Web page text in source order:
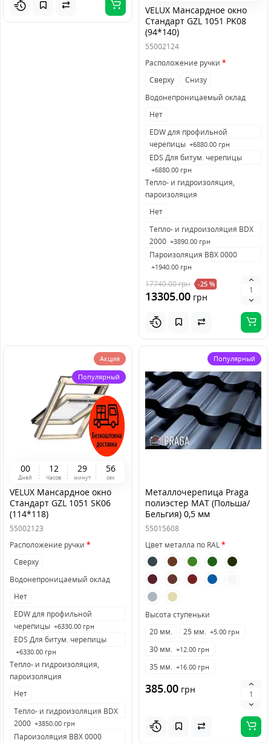
VELUX Мансардное окно
Стандарт GZL 1051 PK08
(94*140)
55002124
Расположение ручки
Сверху
Снизу
Водонепроницаемый оклад
Нет
EDW для профильной
черепицы +6880.00 грн
EDS Для битум. черепицы
+6880.00 грн
Тепло- и гидроизоляция,
пароизоляция
Нет
Тепло- и гидроизоляция BDX
2000 +3890.00 грн
Пароизоляция BBX 0000
+1940.00 грн
17740.00грн -25 %
13305.00 грн
Акция
Популярный
00
Дней
1 2
Часов
29
минут
56
сек
VELUX Мансардное окно
Стандарт GZL 1051 SK06
(114*118)
55002123
Расположение ручки
Сверху
Водонепроницаемый оклад
Нет
EDW для профильной
черепицы +6330.00 грн
EDS Для битум. черепицы
+6330.00 грн
Тепло- и гидроизоляция,
пароизоляция
Нет
Тепло- и гидроизоляция BDX
2000 +3850.00 грн
Пароизоляция BBX 0000
Популярный
Металлочерепица Praga
полиэстер MAT (Польша/
Бельгия) 0,5 мм
55015608
Цвет металла по RAL
Высота ступеньки
20 мм.
25 мм. +5.00 грн
30 мм. +12.00 грн
35 мм. +16.00 грн
385.00 грн